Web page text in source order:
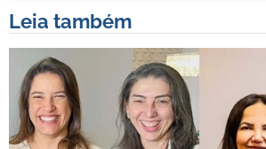
Leia também